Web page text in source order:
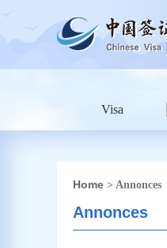
Visa
Home > Annonces
Annonces